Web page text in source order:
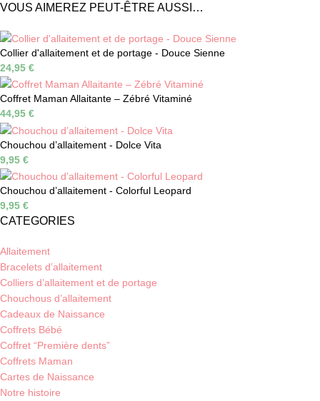
VOUS AIMEREZ PEUT-ÊTRE AUSSI…
Collier d'allaitement et de portage - Douce Sienne
24,95 €
Coffret Maman Allaitante – Zébré Vitaminé
44,95 €
Chouchou d’allaitement - Dolce Vita
9,95 €
Chouchou d’allaitement - Colorful Leopard
9,95 €
CATEGORIES
Allaitement
Bracelets d’allaitement
Colliers d’allaitement et de portage
Chouchous d’allaitement
Cadeaux de Naissance
Coffrets Bébé
Coffret “Première dents”
Coffrets Maman
Cartes de Naissance
Notre histoire